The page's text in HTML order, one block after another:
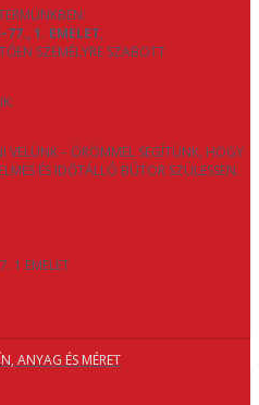
1. EMELET,
SZEMÉLYRE SZABOTT
– ÖRÖMMEL SEGÍTÜNK, HOGY
ÉS IDŐTÁLLÓ BÚTOR SZÜLESSEN.
1 EMELET
ANYAG ÉS MÉRET